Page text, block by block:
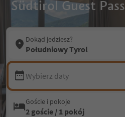
Südtirol Guest Pass
Dokąd jedziesz?
Południowy Tyrol
Wybierz daty
Goście i pokoje
2 goście / 1 pokój